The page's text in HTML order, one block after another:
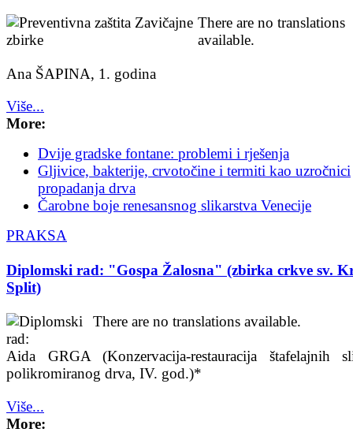
There are no translations
available.
Ana ŠAPINA, 1. godina
Više...
More:
Dvije gradske fontane: problemi i rješenja
Gljivice, bakterije, crvotočine i termiti kao uzročnici
propadanja drva
Čarobne boje renesansnog slikarstva Venecije
PRAKSA
Diplomski rad: "Gospa Žalosna" (zbirka crkve sv.
Split)
There are no translations available.
Aida GRGA(Konzervacija-restauracija štafelajnih
polikromiranog drva, IV. god.)*
Više...
More: